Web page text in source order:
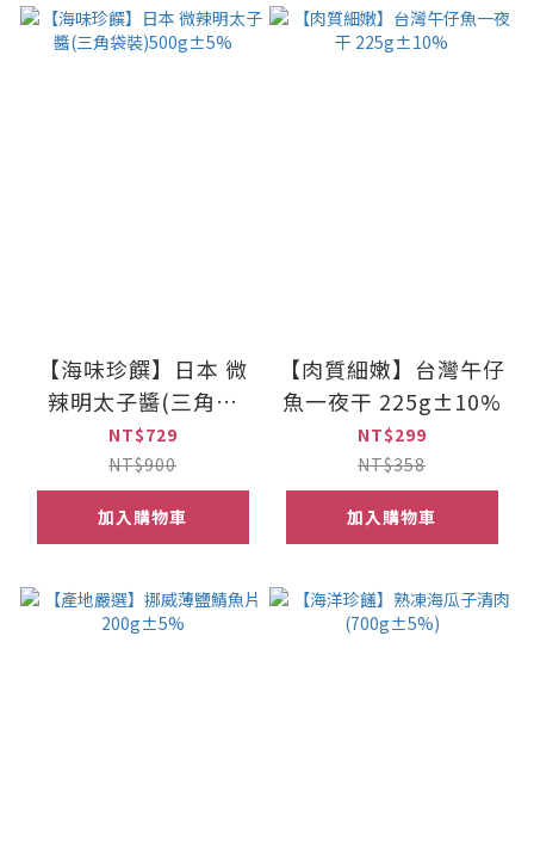
【海味珍饌】日本 微
辣明太子醬(三角袋
裝)500g±5%
NT$729
NT$900
加入購物車
【肉質細嫩】台灣午仔
魚一夜干 225g±10%
NT$299
NT$358
加入購物車